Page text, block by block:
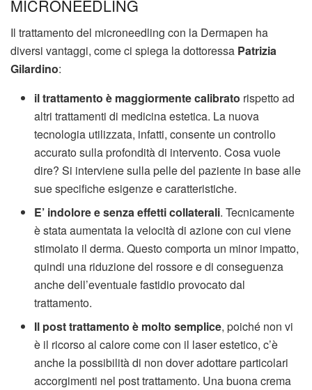
MICRONEEDLING
Il trattamento del microneedling con la Dermapen ha
diversi vantaggi, come ci spiega la dottoressa Patrizia
Gilardino:
il trattamento è maggiormente calibrato rispetto ad
altri trattamenti di medicina estetica. La nuova
tecnologia utilizzata, infatti, consente un controllo
accurato sulla profondità di intervento. Cosa vuole
dire? Si interviene sulla pelle del paziente in base alle
sue specifiche esigenze e caratteristiche.
E’ indolore e senza effetti collaterali. Tecnicamente
è stata aumentata la velocità di azione con cui viene
stimolato il derma. Questo comporta un minor impatto,
quindi una riduzione del rossore e di conseguenza
anche dell’eventuale fastidio provocato dal
trattamento.
Il post trattamento è molto semplice, poiché non vi
è il ricorso al calore come con il laser estetico, c’è
anche la possibilità di non dover adottare particolari
accorgimenti nel post trattamento. Una buona crema